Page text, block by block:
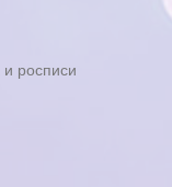
росписи